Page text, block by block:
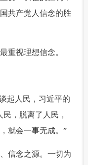
共产党人信念的胜
视理想信念。
起人民，习近平的
，脱离了人民，
就会一事无成。”
信念之源。一切为